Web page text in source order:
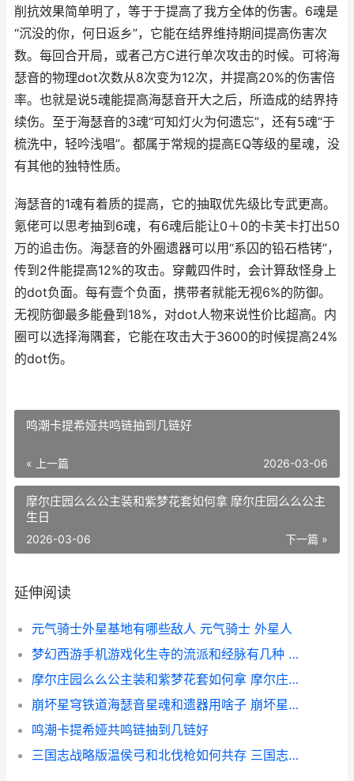
削抗效果简单明了，等于于提高了我方全体的伤害。6魂是
“沉没的你，何日返乡”，它能在结界维持期间提高伤害次
数。每回合开局，或者己方C进行单次攻击的时候。可将海
瑟音的物理dot次数从8次变为12次，并提高20%的伤害倍
率。也就是说5魂能提高海瑟音开大之后，所造成的结界持
续伤。至于海瑟音的3魂“可知灯火为何遗忘”，还有5魂“于
梳洗中，轻吟浅唱”。都属于常规的提高EQ等级的星魂，没
有其他的独特性质。
海瑟音的1魂有着质的提高，它的抽取优先级比专武更高。
氪佬可以思考抽到6魂，有6魂后能让0＋0的卡芙卡打出50
万的追击伤。海瑟音的外圈遗器可以用“系囚的铅石梏铐”，
传到2件能提高12%的攻击。穿戴四件时，会计算敌怪身上
的dot负面。每有壹个负面，携带者就能无视6%的防御。
无视防御最多能叠到18%，对dot人物来说性价比超高。内
圈可以选择海隅套，它能在攻击大于3600的时候提高24%
的dot伤。
鸣潮卡提希娅共鸣链抽到几链好
« 上一篇 2026-03-06
摩尔庄园么么公主装和紫梦花套如何拿 摩尔庄园么么公主
生日
下一篇 »
2026-03-06
延伸阅读
元气骑士外星基地有哪些敌人 元气骑士 外星人
梦幻西游手机游戏化生寺的流派和经脉有几种 梦幻西游手机游苹果
摩尔庄园么么公主装和紫梦花套如何拿 摩尔庄园么么公主生日
崩坏星穹铁道海瑟音星魂和遗器用啥子 崩坏星穹铁道海盗占领列车
鸣潮卡提希娅共鸣链抽到几链好
三国志战略版温侯弓和北伐枪如何共存 三国志战略版温侯吕布